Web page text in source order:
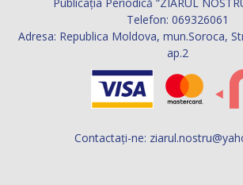
Telefon: 069326061
Adresa: Republica Moldova, mun.Soroca,
ap.2
Contactați-ne: